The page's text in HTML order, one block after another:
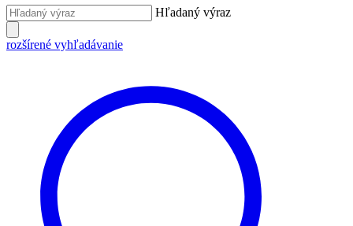
Hľadaný výraz
rozšírené vyhľadávanie